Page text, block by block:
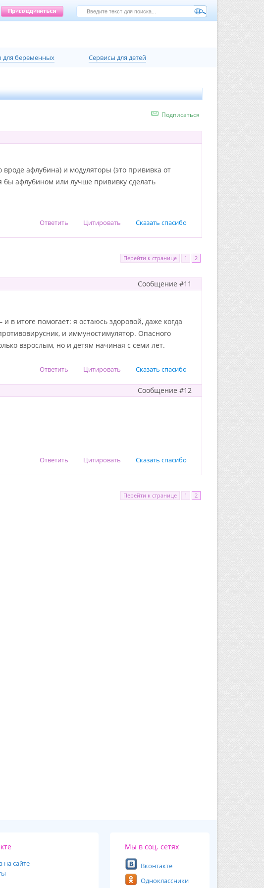
для беременных Сервисы для детей
Подписаться
вроде афлубина) и модуляторы (это прививка от
бы афлубином или лучше прививку сделать
Сказать спасибо
Цитировать
Ответить
Перейти к странице 1 2
Сообщение #11
итоге помогает: я остаюсь здоровой, даже когда
и иммуностимулятор. Опасного
взрослым, но и детям начиная с семи лет.
Сказать спасибо
Цитировать
Ответить
Сообщение #12
Сказать спасибо
Цитировать
Ответить
Перейти к странице 1 2
на сайте
Мы в соц. сетях
Вконтакте
Одноклассники